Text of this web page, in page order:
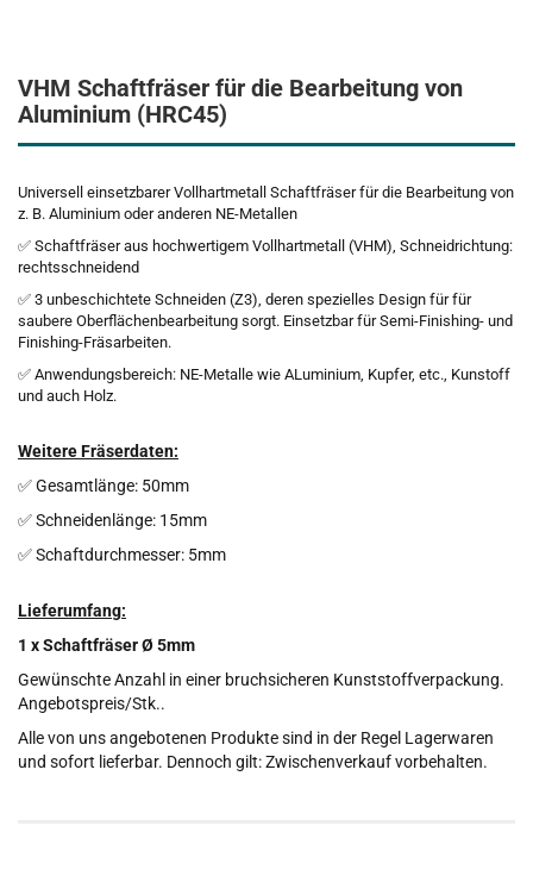
VHM Schaftfräser für die Bearbeitung von
Aluminium (HRC45)
Universell einsetzbarer Vollhartmetall Schaftfräser für die Bearbeitung von
z. B. Aluminium oder anderen NE-Metallen
✅ Schaftfräser aus hochwertigem Vollhartmetall (VHM), Schneidrichtung:
rechtsschneidend
✅ 3 unbeschichtete Schneiden (Z3), deren spezielles Design für für
saubere Oberflächenbearbeitung sorgt. Einsetzbar für Semi-Finishing- und
Finishing-Fräsarbeiten.
✅ Anwendungsbereich: NE-Metalle wie ALuminium, Kupfer, etc., Kunstoff
und auch Holz.
Weitere Fräserdaten:
✅ Gesamtlänge: 50mm
✅ Schneidenlänge: 15mm
✅ Schaftdurchmesser: 5mm
Lieferumfang:
1 x Schaftfräser Ø 5mm
Gewünschte Anzahl in einer bruchsicheren Kunststoffverpackung.
Angebotspreis/Stk..
Alle von uns angebotenen Produkte sind in der Regel Lagerwaren
und sofort lieferbar. Dennoch gilt: Zwischenverkauf vorbehalten.